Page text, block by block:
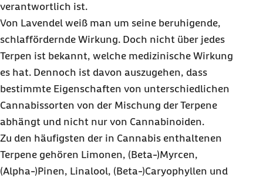
verantwortlich ist.
Von Lavendel weiß man um seine beruhigende,
schlaffördernde Wirkung. Doch nicht über jedes
Terpen ist bekannt, welche medizinische Wirkung
es hat. Dennoch ist davon auszugehen, dass
bestimmte Eigenschaften von unterschiedlichen
Cannabissorten von der Mischung der Terpene
abhängt und nicht nur von Cannabinoiden.
Zu den häufigsten der in Cannabis enthaltenen
Terpene gehören Limonen, (Beta-)Myrcen,
(Alpha-)Pinen, Linalool, (Beta-)Caryophyllen und